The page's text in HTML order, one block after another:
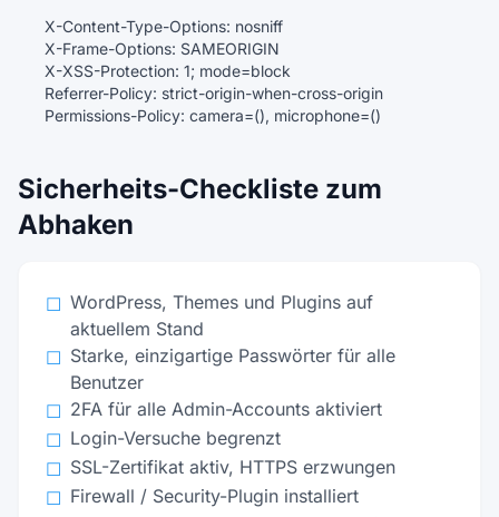
X-Content-Type-Options: nosniff
X-Frame-Options: SAMEORIGIN
X-XSS-Protection: 1; mode=block
Referrer-Policy: strict-origin-when-cross-origin
Permissions-Policy: camera=(), microphone=()
Sicherheits-Checkliste zum
Abhaken
☐ WordPress, Themes und Plugins auf
aktuellem Stand
☐ Starke, einzigartige Passwörter für alle
Benutzer
☐ 2FA für alle Admin-Accounts aktiviert
☐ Login-Versuche begrenzt
☐ SSL-Zertifikat aktiv, HTTPS erzwungen
☐ Firewall / Security-Plugin installiert